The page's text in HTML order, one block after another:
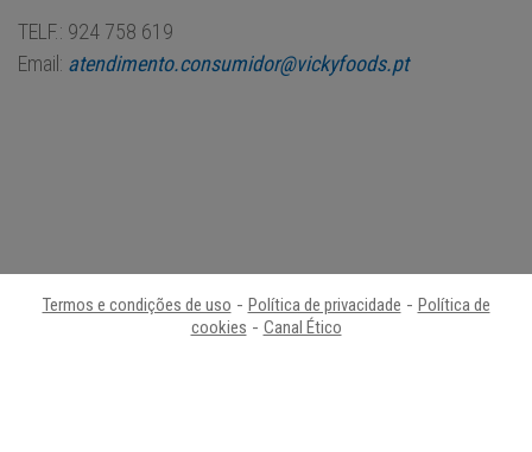
TELF.: 924 758 619
Email: atendimento.consumidor@vickyfoods.pt
Termos e condições de uso - Política de privacidade - Política de
cookies - Canal Ético